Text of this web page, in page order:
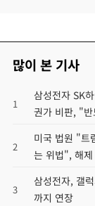
많이 본 기사
1
삼성전자 SK
권가 비판, "
2
미국 법원 "트
는 위법", 해제
3
삼성전자, 갤
까지 연장